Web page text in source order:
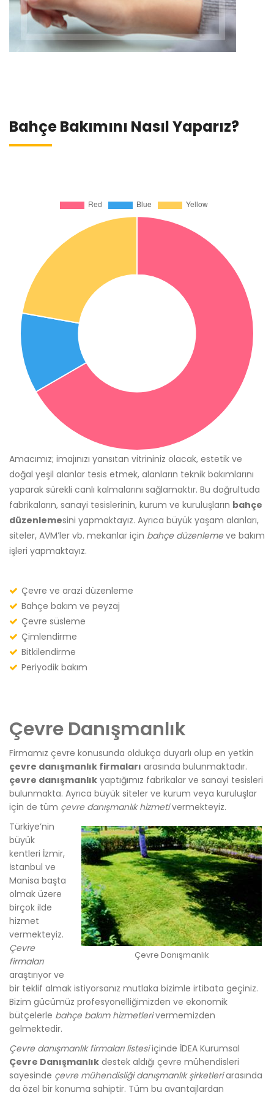
Bahçe Bakımını Nasıl Yaparız?
Amacımız; imajınızı yansıtan vitrininiz olacak, estetik ve
doğal yeşil alanlar tesis etmek, alanların teknik bakımlarını
yaparak sürekli canlı kalmalarını sağlamaktır. Bu doğrultuda
fabrikaların, sanayi tesislerinin, kurum ve kuruluşların bahçe
düzenlemesini yapmaktayız. Ayrıca büyük yaşam alanları,
siteler, AVM’ler vb. mekanlar için bahçe düzenlemeve bakım
işleri yapmaktayız.
Çevre ve arazi düzenleme
Bahçe bakım ve peyzaj
Çevre süsleme
Çimlendirme
Bitkilendirme
Periyodik bakım
Çevre Danışmanlık
Firmamız çevre konusunda oldukça duyarlı olup en yetkin
çevre danışmanlık firmaları arasında bulunmaktadır.
çevre danışmanlık yaptığımız fabrikalar ve sanayi tesisleri
bulunmakta. Ayrıca büyük siteler ve kurum veya kuruluşlar
için de tüm çevre danışmanlık hizmetivermekteyiz.
Çevre Danışmanlık
Türkiye’nin
büyük
kentleri İzmir,
İstanbul ve
Manisa başta
olmak üzere
birçok ilde
hizmet
vermekteyiz.
Çevre
firmaları
araştırıyor ve
bir teklif almak istiyorsanız mutlaka bizimle irtibata geçiniz.
Bizim gücümüz profesyonelliğimizden ve ekonomik
bütçelerle bahçe bakım hizmetlerivermemizden
gelmektedir.
Çevre danışmanlık firmaları listesiiçinde İDEA Kurumsal
Çevre Danışmanlık destek aldığı çevre mühendisleri
sayesinde çevre mühendisliği danışmanlık şirketleriarasında
da özel bir konuma sahiptir. Tüm bu avantajlardan